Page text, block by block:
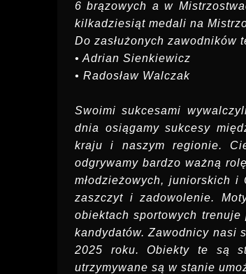
6 brązowych a w
kilkadziesiąt medali na
Do zasłużonych zawodników
• Adrian Sienkiewicz
• Radosław Walczak
Swoimi sukcesami
dnia osiągamy sukcesy
kraju i naszym regionie.
odgrywamy bardzo ważną
młodzieżowych, juniorskich i
zaszczyt i zadowolenie.
obiektach sportowych
kandydatów. Zawodnicy nasi
2025 roku. Obiekty te są
utrzymywane są w stanie